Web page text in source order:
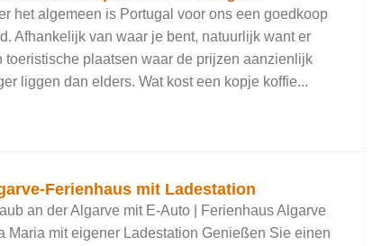
het algemeen is Portugal voor ons een goedkoop
Afhankelijk van waar je bent, natuurlijk want er
toeristische plaatsen waar de prijzen aanzienlijk
liggen dan elders. Wat kost een kopje koffie...
Ferienhaus mit Ladestation
an der Algarve mit E-Auto | Ferienhaus Algarve
Maria mit eigener Ladestation Genießen Sie einen